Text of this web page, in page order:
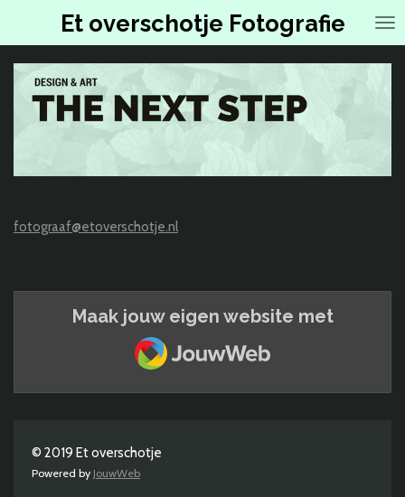
hoofdinhoud
Et overschotje Fotografie
fotograaf@etoverschotje.nl
Maak jouw eigen website met
JouwWeb
© 2019 Et overschotje
Powered by JouwWeb